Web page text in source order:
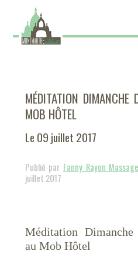
MÉDITATION
MOB HÔTEL
Le 09 juillet 2017
Publié par Fanny Rayon
juillet 2017
Méditation
au Mob Hôtel